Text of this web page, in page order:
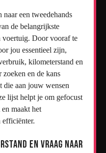
een tweedehands
de belangrijkste
voertuig. Door vooraf te
jou essentieel zijn,
kilometerstand en
en de kans
die aan jouw wensen
lijst helpt je om gefocust
maakt het
efficiënter.
en vraag naar